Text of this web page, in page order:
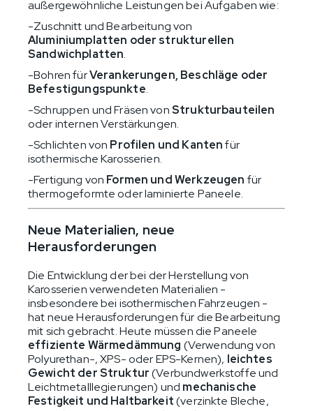
außergewöhnliche Leistungen bei Aufgaben wie:
-Zuschnitt und Bearbeitung von
Aluminiumplatten oder strukturellen
Sandwichplatten.
-Bohren fürVerankerungen, Beschläge oder
Befestigungspunkte.
-Schruppen und Fräsen vonStrukturbauteilen
oder internen Verstärkungen.
-Schlichten von Profilen und Kantenfür
isothermische Karosserien.
-Fertigung von Formen und Werkzeugen für
thermogeformte oder laminierte Paneele.
Neue Materialien, neue
Herausforderungen
Die Entwicklung der bei der Herstellung von
Karosserien verwendeten Materialien -
insbesondere bei isothermischen Fahrzeugen -
hat neue Herausforderungen für die Bearbeitung
mit sich gebracht. Heute müssen die Paneele
effiziente Wärmedämmung (Verwendung von
Polyurethan-, XPS- oder EPS-Kernen), leichtes
Gewicht der Struktur(Verbundwerkstoffe und
Leichtmetalllegierungen) und mechanische
Festigkeit und Haltbarkeit(verzinkte Bleche,